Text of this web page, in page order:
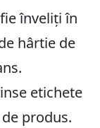
înveliți în
hârtie de
etichete
produs.